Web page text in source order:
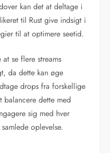
kan det at deltage i
til Rust give indsigt i
til at optimere seetid.
se flere streams
da dette kan øge
drops fra forskellige
dette med
sig med hver
oplevelse.